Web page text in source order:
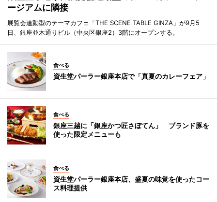
ージアムに隣接
展覧会連動型のテーマカフェ「THE SCENE TABLE GINZA」が9月5
日、銀座並木通りビル（中央区銀座2）3階にオープンする。
食べる
資生堂パーラー銀座本店で「真夏のカレーフェア」
食べる
銀座三越に「銀座かつ匠さぼてん」 ブランド豚を
使った限定メニューも
食べる
資生堂パーラー銀座本店、盛夏の味覚を使ったコー
ス料理提供